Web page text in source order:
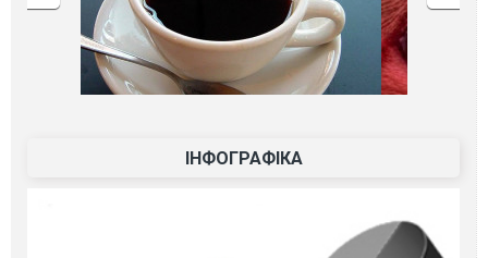
ІНФОГРАФІКА